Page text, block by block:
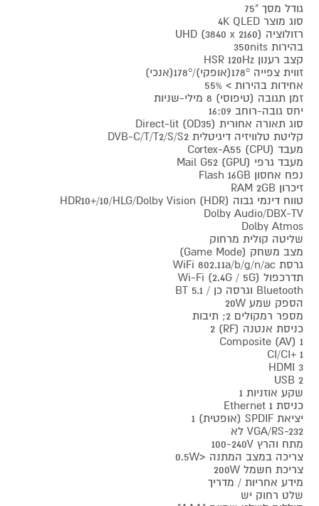
גודל מסך "75
סוג מוצר 4K QLED
רזולוציה UHD (3840 x 2160)
בהירות 350nits
קצב רענון HSR 120Hz
זווית צפייה 178°(אופקי)/178°(אנכי)
אחידות בהירות > 55%
זמן תגובה (טיפוסי) 8 מילי-שניות
יחס גובה-רוחב 16:09
סוג תאורה אחורית Direct-lit (OD35)
קליטת טלוויזיה דיגיטלית DVB-C/T/T2/S/S2
מעבד (CPU) Cortex-A55
מעבד גרפי (GPU) Mail G52
נפח אחסון Flash 16GB
זיכרון RAM 2GB
טווח דינמי גבוה (HDR) HDR10+/10/HLG/Dolby Vision
Dolby Audio/DBX-TV
Dolby Atmos
שליטה קולית מרחוק
מצב משחק (Game Mode)
גרסת WiFi 802.11a/b/g/n/ac
תדרכפול (2.4G / 5G) Wi-Fi
Bluetooth וגרסה כן / BT 5.1
הספק שמע 20W
מספר רמקולים 2; תיבות
כניסת אנטנה (RF) 2
1 Composite (AV)
CI/CI+ 1
HDMI 3
USB 2
שקע אוזניות 1
כניסת Ethernet 1
יציאת SPDIF (אופטית) 1
VGA/RS-232 לא
מתח והרץ 100-240V
צריכה במצב המתנה <0.5W
צריכת חשמל 200W
מידע אחריות / מדריך
שלט רחוק יש